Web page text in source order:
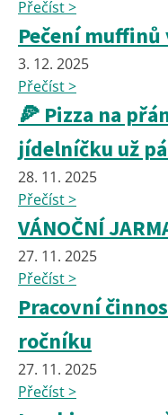
Přečíst >
Pečení muffinů
3. 12. 2025
Přečíst >
🍕 Pizza na
jídelníčku už
28. 11. 2025
Přečíst >
VÁNOČNÍ
27. 11. 2025
Přečíst >
Pracovní
ročníku
27. 11. 2025
Přečíst >